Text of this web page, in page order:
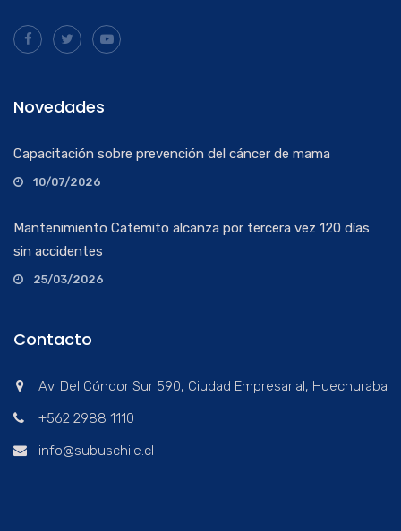
Novedades
Capacitación sobre prevención del cáncer de mama
10/07/2026
Mantenimiento Catemito alcanza por tercera vez 120 días
sin accidentes
25/03/2026
Contacto
Av. Del Cóndor Sur 590, Ciudad Empresarial, Huechuraba
+562 2988 1110
info@subuschile.cl